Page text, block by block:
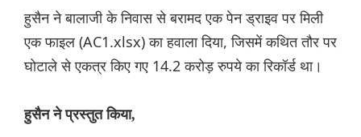
हुसैन ने बालाजी के निवास से बरामद एक पेन ड्राइव पर मिली
एक फाइल (AC1.xlsx) का हवाला दिया, जिसमें कथित तौर पर
घोटाले से एकत्र किए गए 14.2 करोड़ रुपये का रिकॉर्ड था।
हुसैन ने प्रस्तुत किया,